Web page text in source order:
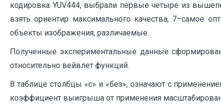
кодировка YUV444, выбрали первые четыре из
взять ориентир максимального качества, 7–самое
объекты изображения, различаемые.
Полученные экспериментальные данные
относительно вейвлет функций.
В таблице столбцы «с» и «без», означают с
коэффициент выигрыша от применения